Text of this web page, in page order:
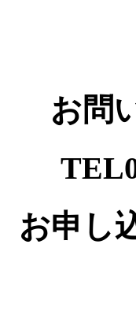
お問
お申し